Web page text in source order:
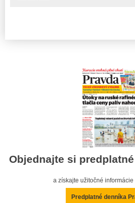
Objednajte si
a získajte užitočné informácie
Predplatné denníka